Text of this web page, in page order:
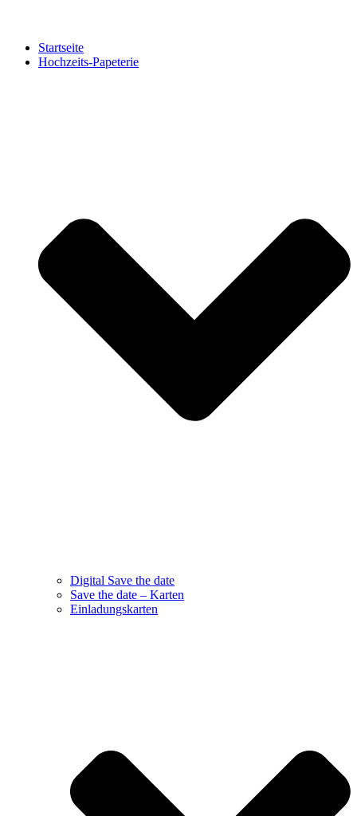
Startseite
Hochzeits-Papeterie
Digital Save the date
Save the date – Karten
Einladungskarten